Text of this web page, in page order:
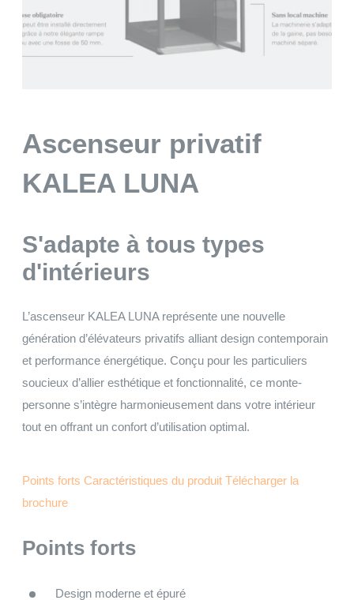
Ascenseur privatif
KALEA LUNA
S'adapte à tous types
d'intérieurs
L’ascenseur KALEA LUNA représente une nouvelle
génération d’élévateurs privatifs alliant design contemporain
et performance énergétique. Conçu pour les particuliers
soucieux d’allier esthétique et fonctionnalité, ce monte-
personne s’intègre harmonieusement dans votre intérieur
tout en offrant un confort d’utilisation optimal.
Points forts Caractéristiques du produit Télécharger la
brochure
Points forts
Design moderne et épuré